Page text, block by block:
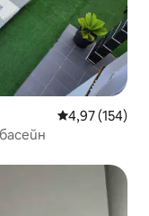
Средна
4,97 (154)